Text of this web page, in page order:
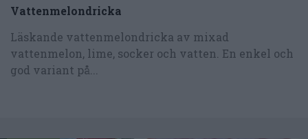
Vattenmelondricka
Läskande vattenmelondricka av mixad
vattenmelon, lime, socker och vatten. En enkel och
god variant på...